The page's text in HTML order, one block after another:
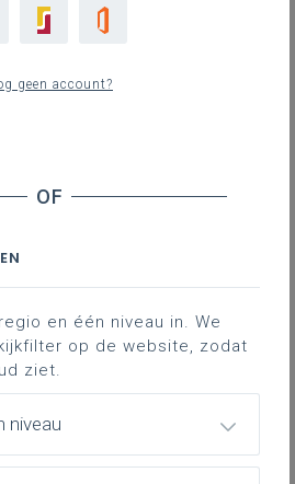
Robert E. Quinn en Kim S.
van culturen
Op basis van die
tot
geen account?
en één niveau in. We
op de website, zodat
ziet.
niveau